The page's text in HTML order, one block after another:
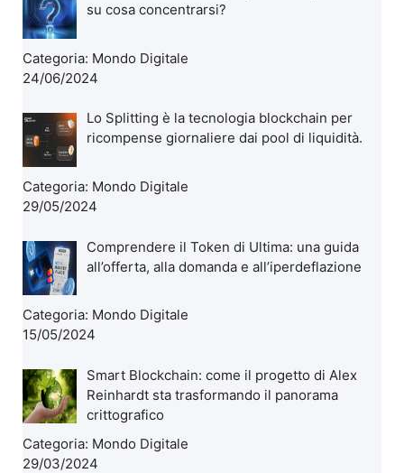
su cosa concentrarsi?
Categoria: Mondo Digitale
24/06/2024
Lo Splitting è la tecnologia blockchain per
ricompense giornaliere dai pool di liquidità.
Categoria: Mondo Digitale
29/05/2024
Comprendere il Token di Ultima: una guida
all’offerta, alla domanda e all’iperdeflazione
Categoria: Mondo Digitale
15/05/2024
Smart Blockchain: come il progetto di Alex
Reinhardt sta trasformando il panorama
crittografico
Categoria: Mondo Digitale
29/03/2024